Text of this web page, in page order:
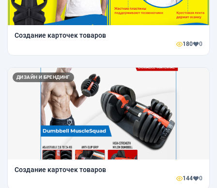
Создание карточек товаров
180 0
ДИЗАЙН И БРЕНДИНГ
Создание карточек товаров
144 0